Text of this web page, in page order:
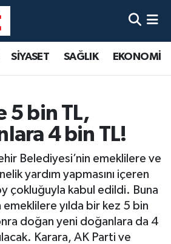
SİYASET SAĞLIK EKONOMİ
5 bin TL,
4 bin TL!
Belediyesi’nin emeklilere ve
yardım yapmasını içeren
çokluğuyla kabul edildi. Buna
yılda bir kez 5 bin
doğan yeni doğanlara da 4
Karara, AK Parti ve
Haritası
Durumu ve Fikstür